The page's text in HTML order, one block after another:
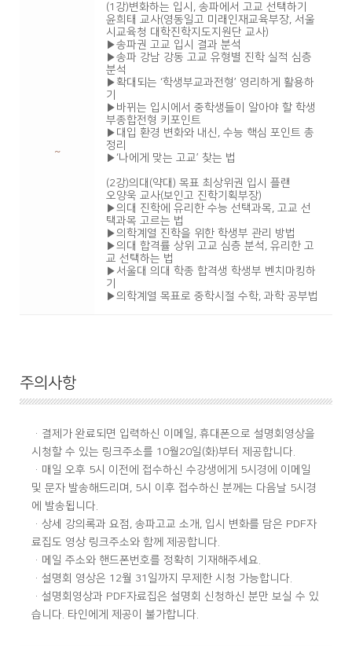
~
(1강)변화하는 입시, 송파에서 고교 선택하기
윤희태 교사(영동일고 미래인재교육부장, 서울
시교육청 대학진학지도지원단 교사)
▶송파권 고교 입시 결과 분석
▶송파 강남 강동 고교 유형별 진학 실적 심층
분석
▶확대되는 ‘학생부교과전형’ 영리하게 활용하
기
▶바뀌는 입시에서 중학생들이 알아야 할 학생
부종합전형 키포인트
▶대입 환경 변화와 내신, 수능 핵심 포인트 총
정리
▶‘나에게 맞는 고교’ 찾는 법
(2강)의대(약대) 목표 최상위권 입시 플랜
오양욱 교사(보인고 진학기획부장)
▶의대 진학에 유리한 수능 선택과목, 고교 선
택과목 고르는 법
▶의학계열 진학을 위한 학생부 관리 방법
▶의대 합격률 상위 고교 심층 분석, 유리한 고
교 선택하는 법
▶서울대 의대 학종 합격생 학생부 벤치마킹하
기
▶의학계열 목표로 중학시절 수학, 과학 공부법
주의사항
·결제가 완료되면 입력하신 이메일, 휴대폰으로 설명회영상을
시청할 수 있는 링크주소를 10월20일(화)부터 제공합니다.
·매일 오후 5시 이전에 접수하신 수강생에게 5시경에 이메일
및 문자 발송해드리며, 5시 이후 접수하신 분께는 다음날 5시경
에 발송됩니다.
·상세 강의록과 요점, 송파고교 소개, 입시 변화를 담은 PDF자
료집도 영상 링크주소와 함께 제공합니다.
·메일 주소와 핸드폰번호를 정확히 기재해주세요.
·설명회 영상은 12월 31일까지 무제한 시청 가능합니다.
·설명회영상과 PDF자료집은 설명회 신청하신 분만 보실 수 있
습니다. 타인에게 제공이 불가합니다.